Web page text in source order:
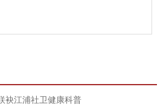
袂江浦社卫健康科普